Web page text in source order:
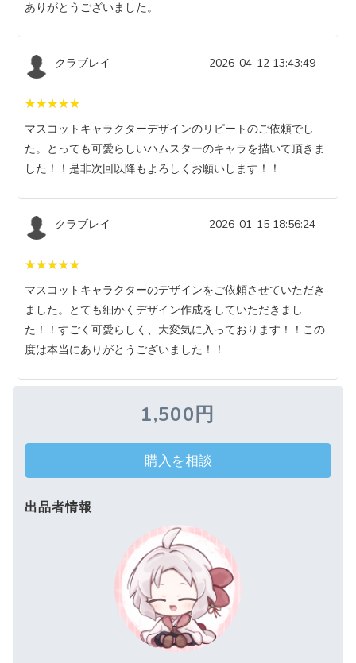
ありがとうございました。
クラブレイ 2026-04-12 13:43:49
マスコットキャラクターデザインのリピートのご依頼でし
た。とっても可愛らしいハムスターのキャラを描いて頂きま
した！！是非次回以降もよろしくお願いします！！
クラブレイ 2026-01-15 18:56:24
マスコットキャラクターのデザインをご依頼させていただき
ました。とても細かくデザイン作成をしていただきまし
た！！すごく可愛らしく、大変気に入っております！！この
度は本当にありがとうございました！！
1,500円
購入を相談
出品者情報